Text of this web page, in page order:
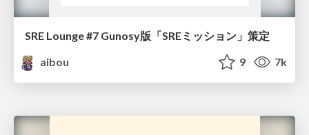
SRE Lounge #7 Gunosy版「SREミッション」策定
aibou
9 7k